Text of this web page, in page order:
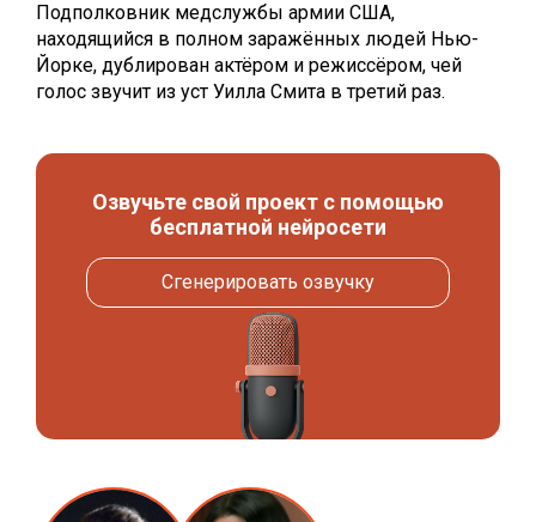
Подполковник медслужбы армии США,
находящийся в полном заражённых людей Нью-
Йорке, дублирован актёром и режиссёром, чей
голос звучит из уст Уилла Смита в третий раз.
Озвучьте свой проект с помощью
бесплатной нейросети
Сгенерировать озвучку